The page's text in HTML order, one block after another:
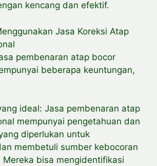
kencang dan efektif.
Jasa Koreksi Atap
pembenaran atap bocor
beberapa keuntungan,
ideal: Jasa pembenaran atap
mempunyai pengetahuan dan
diperlukan untuk
membetuli sumber kebocoran
bisa mengidentifikasi